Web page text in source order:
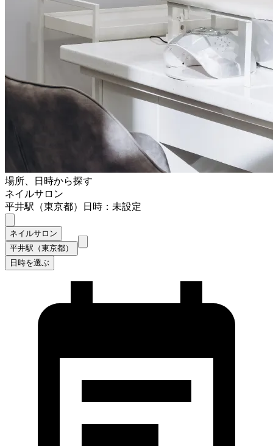
場所、日時から探す
ネイルサロン
平井駅（東京都）
日時：未設定
ネイルサロン
平井駅（東京都）
日時を選ぶ